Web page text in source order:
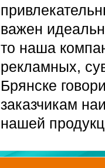
важен
то наша
рекламных,
Брянске
заказчикам
нашей